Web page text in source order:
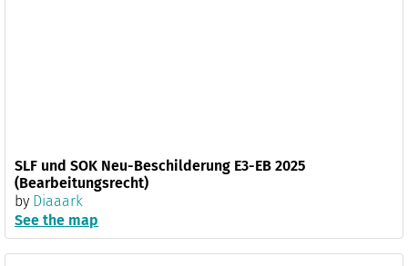
SLF und SOK Neu-Beschilderung E3-EB 2025
(Bearbeitungsrecht)
by Diaaark
See the map